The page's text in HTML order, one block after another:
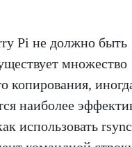
Pi не должно быть
множество
копирования,
наиболее
использовать